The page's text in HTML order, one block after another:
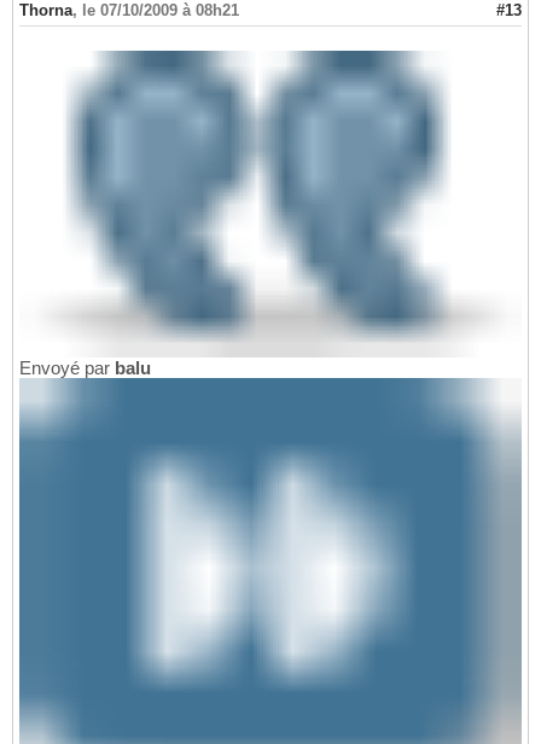
Thorna, le 07/10/2009 à 08h21 #13
Envoyé par balu